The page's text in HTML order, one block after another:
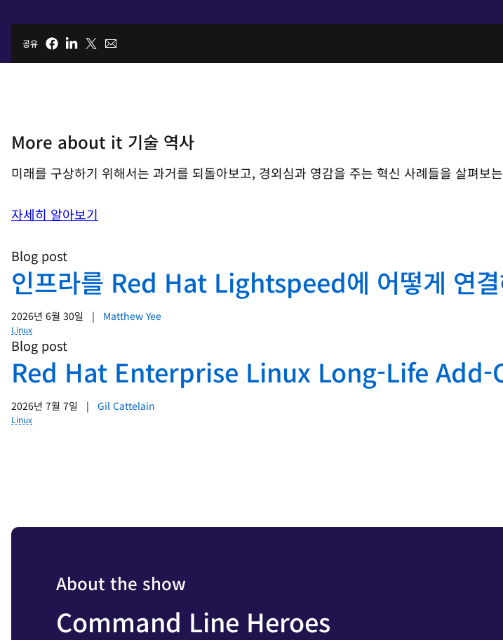
공유
More about it 기술 역사
미래를 구상하기 위해서는 과거를 되돌아보고, 경외심과 영감을 주는 혁신 사례들을 살펴보
자세히 알아보기
Blog post
인프라를 Red Hat Lightspeed에 어떻게 연결
2026년 6월 30일 | Matthew Yee
Linux
Blog post
Red Hat Enterprise Linux Long-Life Add-
2026년 7월 7일 | Gil Cattelain
Linux
About the show
Command Line Heroes